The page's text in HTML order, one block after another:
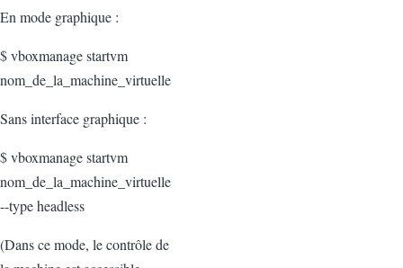
En mode graphique :
$ vboxmanage startvm
nom_de_la_machine_virtuelle
Sans interface graphique :
$ vboxmanagestartvm
nom_de_la_machine_virtuelle
--type headless
(Dans ce mode, le contrôle de